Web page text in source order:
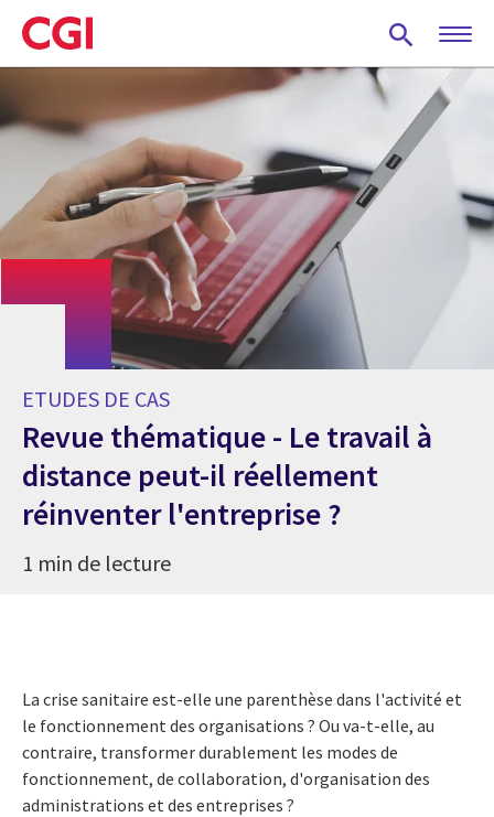
Skip
to
main
ETUDES DE CAS
Revue thématique - Le travail à
distance peut-il réellement
réinventer l'entreprise ?
1 min de lecture
La crise sanitaire est-elle une parenthèse dans l'activité et
le fonctionnement des organisations ? Ou va-t-elle, au
contraire, transformer durablement les modes de
fonctionnement, de collaboration, d'organisation des
administrations et des entreprises ?